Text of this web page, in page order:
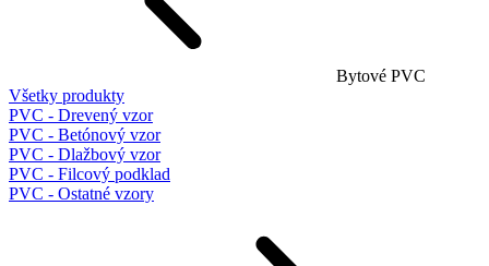
Bytové PVC
Všetky produkty
PVC - Drevený vzor
PVC - Betónový vzor
PVC - Dlažbový vzor
PVC - Filcový podklad
PVC - Ostatné vzory